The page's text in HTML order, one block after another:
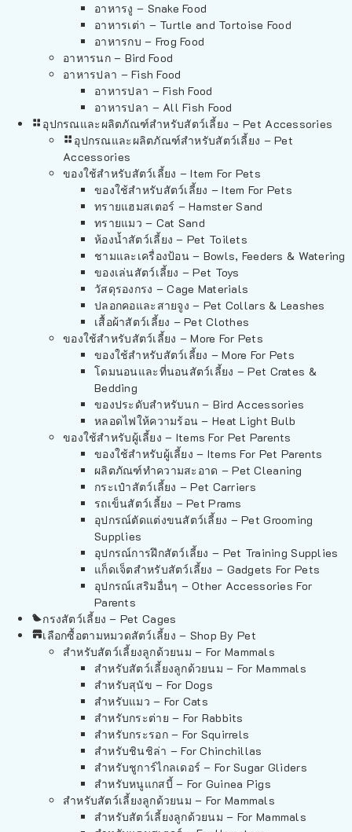
อาหารงู – Snake Food
อาหารเต่า – Turtle and Tortoise Food
อาหารกบ – Frog Food
อาหารนก – Bird Food
อาหารปลา – Fish Food
อาหารปลา – Fish Food
อาหารปลา – All Fish Food
อุปกรณและผลิตภัณฑ์สำหรับสัตว์เลี้ยง – Pet Accessories
อุปกรณและผลิตภัณฑ์สำหรับสัตว์เลี้ยง – Pet
Accessories
ของใช้สำหรับสัตว์เลี้ยง – Item For Pets
ของใช้สำหรับสัตว์เลี้ยง – Item For Pets
ทรายแฮมสเตอร์ – Hamster Sand
ทรายแมว – Cat Sand
ห้องน้ำสัตว์เลี้ยง – Pet Toilets
ชามและเครื่องป้อน – Bowls, Feeders & Watering
ของเล่นสัตว์เลี้ยง – Pet Toys
วัสดุรองกรง – Cage Materials
ปลอกคอและสายจูง – Pet Collars & Leashes
เสื้อผ้าสัตว์เลี้ยง – Pet Clothes
ของใช้สำหรับสัตว์เลี้ยง – More For Pets
ของใช้สำหรับสัตว์เลี้ยง – More For Pets
โดมนอนและที่นอนสัตว์เลี้ยง – Pet Crates &
Bedding
ของประดับสำหรับนก – Bird Accessories
หลอดไฟให้ความร้อน – Heat Light Bulb
ของใช้สำหรับผู้เลี้ยง – Items For Pet Parents
ของใช้สำหรับผู้เลี้ยง – Items For Pet Parents
ผลิตภัณฑ์ทำความสะอาด – Pet Cleaning
กระเป๋าสัตว์เลี้ยง – Pet Carriers
รถเข็นสัตว์เลี้ยง – Pet Prams
อุปกรณ์ตัดแต่งขนสัตว์เลี้ยง – Pet Grooming
Supplies
อุปกรณ์การฝึกสัตว์เลี้ยง – Pet Training Supplies
แก็ดเจ็ตสำหรับสัตว์เลี้ยง – Gadgets For Pets
อุปกรณ์เสริมอื่นๆ – Other Accessories For
Parents
กรงสัตว์เลี้ยง – Pet Cages
เลือกซื้อตามหมวดสัตว์เลี้ยง – Shop By Pet
สำหรับสัตว์เลี้ยงลูกด้วยนม – For Mammals
สำหรับสัตว์เลี้ยงลูกด้วยนม – For Mammals
สำหรับสุนัข – For Dogs
สำหรับแมว – For Cats
สำหรับกระต่าย – For Rabbits
สำหรับกระรอก – For Squirrels
สำหรับชินชิล่า – For Chinchillas
สำหรับชูการ์ไกลเดอร์ – For Sugar Gliders
สำหรับหนูแกสบี้ – For Guinea Pigs
สำหรับสัตว์เลี้ยงลูกด้วยนม – For Mammals
สำหรับสัตว์เลี้ยงลูกด้วยนม – For Mammals